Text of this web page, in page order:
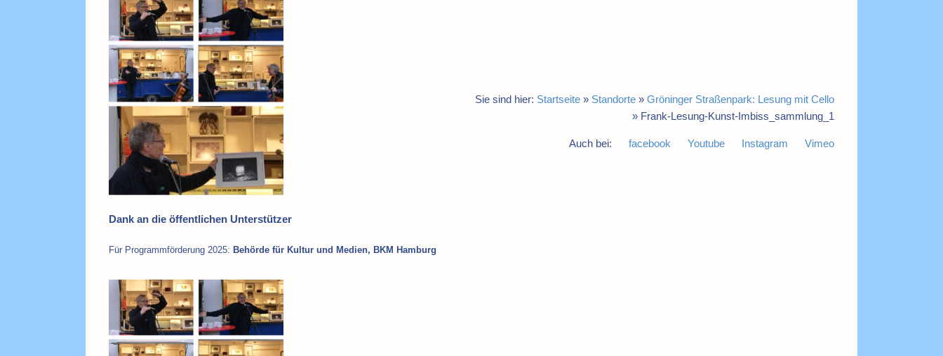
Dank an die öffentlichen Unterstützer
Für Programmförderung 2025: Behörde für Kultur und Medien, BKM Hamburg
Sie sind hier: Startseite » Standorte » Gröninger Straßenpark: Lesung mit Cello
» Frank-Lesung-Kunst-Imbiss_sammlung_1
Auch bei: facebook Youtube Instagram Vimeo